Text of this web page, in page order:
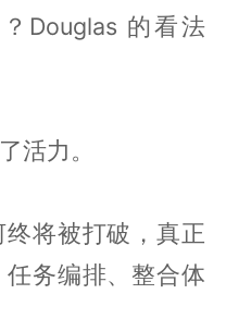
Douglas 的看法
活力。
将被打破，真正
务编排、整合体